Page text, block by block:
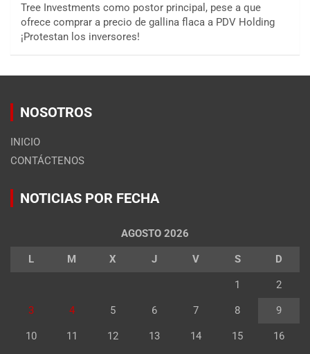
Tree Investments como postor principal, pese a que
ofrece comprar a precio de gallina flaca a PDV Holding
¡Protestan los inversores!
NOSOTROS
INICIO
CONTÁCTENOS
NOTICIAS POR FECHA
AGOSTO 2026
L M X J V S D
1 2
3 4 5 6 7 8 9
10 11 12 13 14 15 16